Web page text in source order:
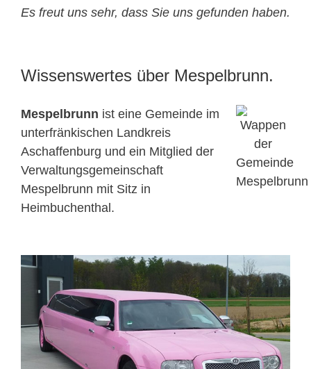
Es freut uns sehr, dass Sie uns gefunden haben.
Wissenswertes über Mespelbrunn.
Mespelbrunn ist eine Gemeinde im
unterfränkischen Landkreis
Aschaffenburg und ein Mitglied der
Verwaltungsgemeinschaft
Mespelbrunn mit Sitz in
Heimbuchenthal.